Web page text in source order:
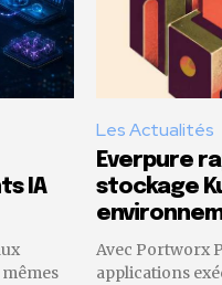
IA
Les Actualités
Everpure
stockage
Avec Portworx
applications